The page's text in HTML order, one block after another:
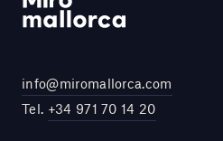
info@miromallorca.com
Tel. +34 971 70 14 20